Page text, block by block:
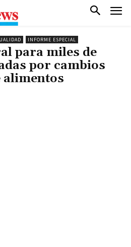
INFORME ESPECIAL
para miles de
por cambios
alimentos